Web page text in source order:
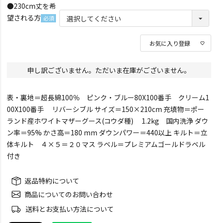
須)
●230cm丈を希
望される方
お気に入り登録
申し訳ございません。ただいま在庫がございません。
表・裏地＝超長綿100％ ピンク・ブルー80X100番手 クリーム1
00X100番手 リバーシブル サイズ＝150×210cm 充填物＝ポー
ランド産ホワイトマザーグース(コウダ種) 1.2kg 国内洗浄 ダウ
ン率＝95% かさ高＝180 mm ダウンパワー＝440以上 キルト＝立
体キルト ４×５＝２０マス ラベル＝プレミアムゴールドラベル
付き
返品特約について
商品についてのお問い合わせ
送料とお支払い方法について